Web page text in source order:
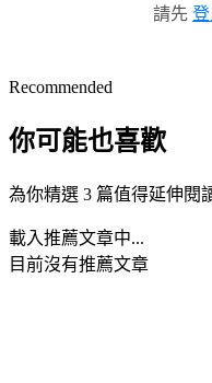
請先 登
Recommended
你可能也喜歡
為你精選 3 篇值得延伸閱
載入推薦文章中...
目前沒有推薦文章